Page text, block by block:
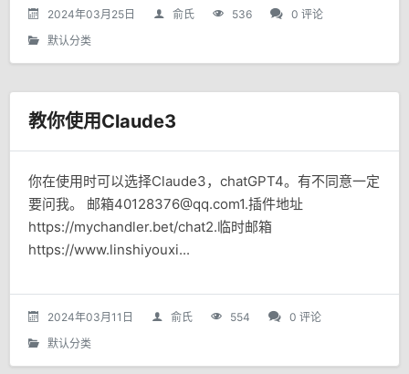
2024年03月25日 俞氏 536
0 评论
默认分类
教你使用Claude3
你在使用时可以选择Claude3，chatGPT4。有不同意一定
要问我。 邮箱40128376@qq.com1.插件地址
https://mychandler.bet/chat2.临时邮箱
https://www.linshiyouxi...
2024年03月11日 俞氏 554
0 评论
默认分类